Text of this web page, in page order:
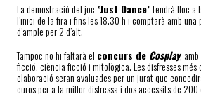
La demostració del joc ‘Just Dance’tendrà lloc a
l’inici de la fira i fins les 18.30 h i comptarà amb
d’ample per 2 d’alt.
Tampoc no hi faltarà el concurs de Cosplay, amb
ficció,ciència ficciói mitològica.Les disfresses
elaboració seran avaluades per un jurat que
euros per a la millor disfressa i dos accèssits de 200